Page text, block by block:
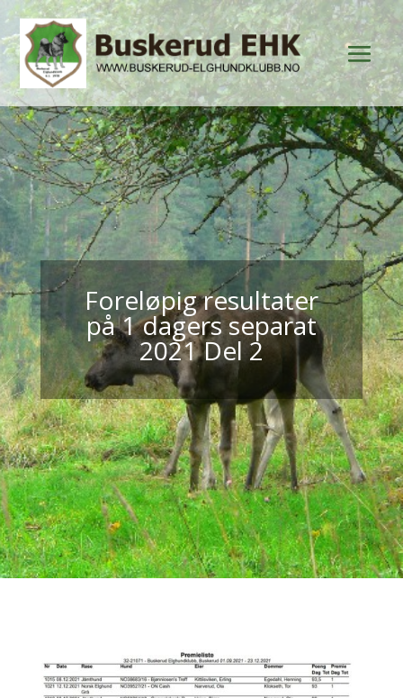
Foreløpig resultater
på 1 dagers separat
2021 Del 2